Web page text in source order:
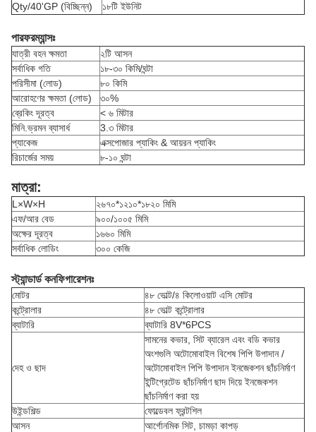
Qty/40'GP (বিচ্ছিন্ন)
১৮টি ইউনিট
পারফরম্যান্সঃ
যাত্রী বহন ক্ষমতা
২টি আসন
সর্বাধিক গতি
১৮-৩০ কিমি/ঘন্টা
পরিসীমা (লোড)
৮০ কিমি
আরোহণের ক্ষমতা (লোড)
৩০%
ব্রেকিং দূরত্ব
< ৬ মিটার
মিনি.ভ্রমন ব্যাসার্ধ
3.৩ মিটার
প্যাকেজ
এক্সপোজার প্যাকিং & আয়রন প্যাকিং
রিচার্জের সময়
৮-১০ ঘন্টা
মাত্রা:
L×W×H
২৬৭০*১২১০*১৮২০ মিমি
এফ/আর বেড
৯০০/১০০৫ মিমি
অক্ষের দূরত্ব
১৬৬০ মিমি
সর্বাধিক লোডিং
৩০০ কেজি
স্ট্যান্ডার্ড কনফিগারেশনঃ
মোটর
৪৮ ভোল্ট/৪ কিলোওয়াট এসি মোটর
কন্ট্রোলার
৪৮ ভোল্ট কন্ট্রোলার
ব্যাটারি
ব্যাটারি 8V*6PCS
দেহ ও ছাদ
সামনের কভার, সিট ব্যারেল এবং বডি কভার
অংশগুলি অটোমোবাইল বিশেষ পিপি উপাদান /
অটোমোবাইল পিপি উপাদান ইনজেকশন ছাঁচনির্মাণ
ইন্টিগ্রেটেড ছাঁচনির্মাণ ছাদ দিয়ে ইনজেকশন
ছাঁচনির্মাণ করা হয়
উইন্ডশিল্ড
ফোল্ডেবল ফ্রন্টশিল
আসন
আর্গোনমিক সিট, চামড়া কাপড়